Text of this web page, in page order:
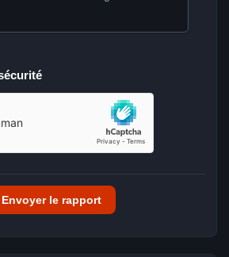
Envoyer le rapport